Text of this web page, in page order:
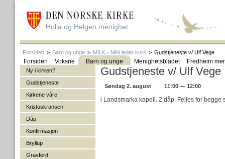
Holla og Helgen menighet
Forsiden > Barn og unge > MILK - Mini leder kurs > Gudstjeneste v/ Ulf Vege
Forsiden Voksne Barn og unge Menighetsbladet Fredheim
Ny i kirken?
Gudstjeneste
Kirkene våre
Kristuskransen
Dåp
Konfirmasjon
Bryllup
Gravferd
Gudstjeneste v/ Ulf Vege
Søndag 2. august 11:00 — 12:00
i Landsmarka kapell. 2 dåp. Felles for begge